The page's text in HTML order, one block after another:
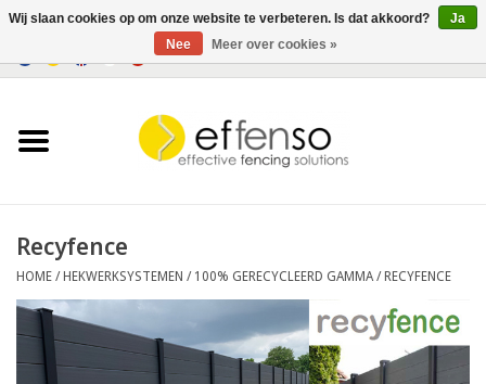
Solar
Recyfence
HOME /HEKWERKSYSTEMEN / 100% GERECYCLEERD GAMMA /RECYFENCE
Wij slaan cookies op om onze website te verbeteren. Is dat akkoord?
Ja
Nee
Meer over cookies »